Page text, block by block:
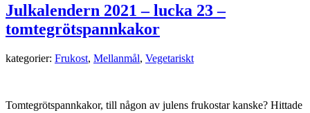
Julkalendern 2021 – lucka 23 –
tomtegrötspannkakor
kategorier: Frukost, Mellanmål, Vegetariskt
Tomtegrötspannkakor, till någon av julens frukostar kanske? Hittade